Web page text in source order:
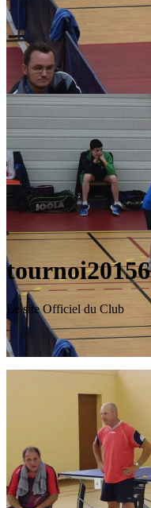
tournoi20156
Le site Officiel du Club